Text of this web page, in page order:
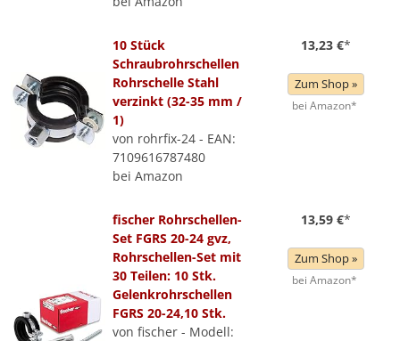
10 Stück
Schraubrohrschellen
Rohrschelle Stahl
verzinkt (32-35 mm /
1)
von rohrfix-24 - EAN:
7109616787480
bei Amazon
13,23 €*
Zum Shop »
bei Amazon*
fischer Rohrschellen-
Set FGRS 20-24 gvz,
Rohrschellen-Set mit
30 Teilen: 10 Stk.
Gelenkrohrschellen
FGRS 20-24,10 Stk.
von fischer - Modell:
13,59 €*
Zum Shop »
bei Amazon*